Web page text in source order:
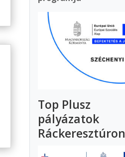
Top Plusz
pályázatok
Ráckeresztúron